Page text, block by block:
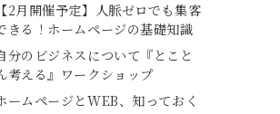
【2月開催予定】人脈ゼロでも集客
きる！ホームページの基礎知識
分のビジネスについて『とこと
考える』ワークショップ
ームページとWEB、知っておく